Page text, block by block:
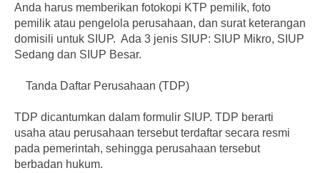
Anda harus memberikan fotokopi KTP pemilik, foto
pemilik atau pengelola perusahaan, dan surat keterangan
domisili untuk SIUP. Ada 3 jenis SIUP: SIUP Mikro, SIUP
Sedang dan SIUP Besar.
Tanda Daftar Perusahaan (TDP)
TDP dicantumkan dalam formulir SIUP. TDP berarti
usaha atau perusahaan tersebut terdaftar secara resmi
pada pemerintah, sehingga perusahaan tersebut
berbadan hukum.